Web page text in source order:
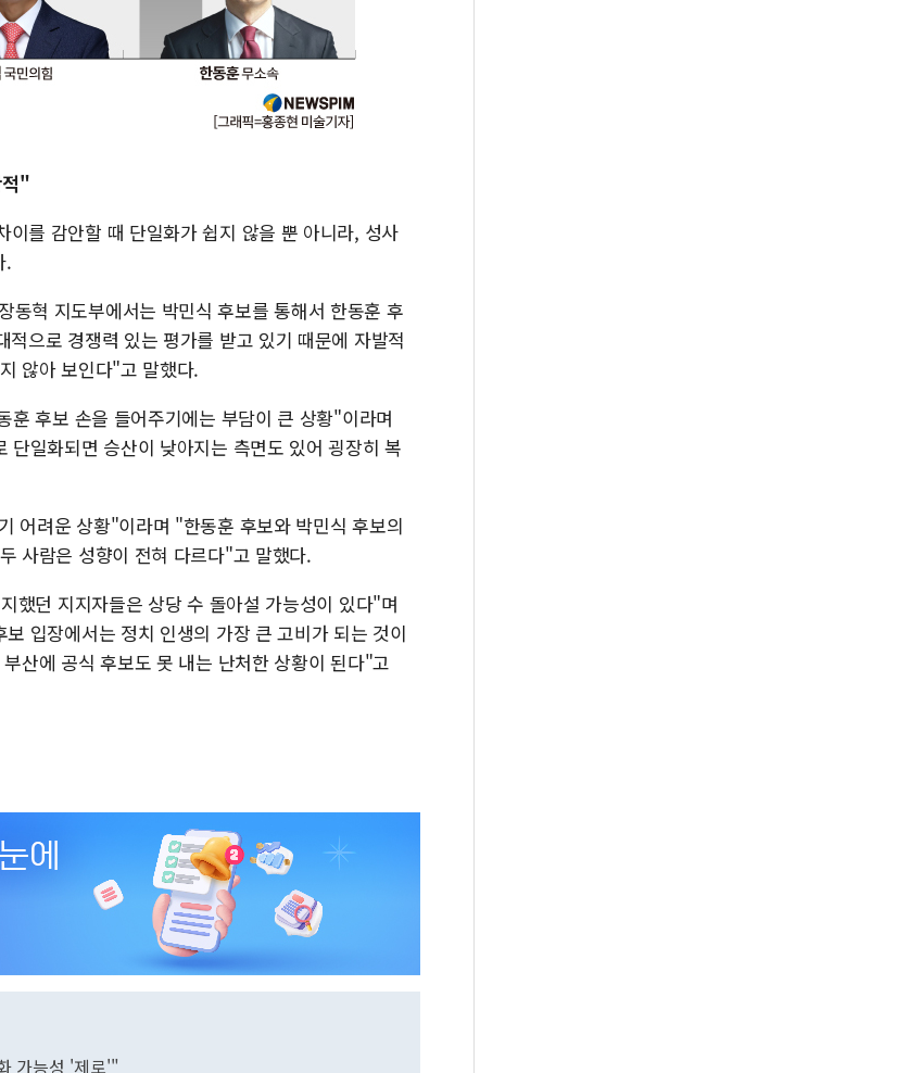
"
를 감안할 때 단일화가 쉽지 않을 뿐 아니라, 성사
.
동혁 지도부에서는 박민식 후보를 통해서 한동훈 후
으로 경쟁력 있는 평가를 받고 있기 때문에 자발적
않아 보인다"고 말했다.
후보 손을 들어주기에는 부담이 큰 상황"이라며
일화되면 승산이 낮아지는 측면도 있어 굉장히 복
어려운 상황"이라며 "한동훈 후보와 박민식 후보의
사람은 성향이 전혀 다르다"고 말했다.
했던 지지자들은 상당 수 돌아설 가능성이 있다"며
입장에서는 정치 인생의 가장 큰 고비가 되는 것이
산에 공식 후보도 못 내는 난처한 상황이 된다"고
가능성 '제로'"